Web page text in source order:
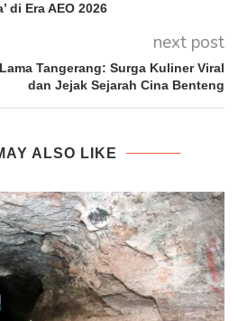
di Era AEO 2026
next post
Tangerang: Surga Kuliner Viral
dan Jejak Sejarah Cina Benteng
ALSO LIKE